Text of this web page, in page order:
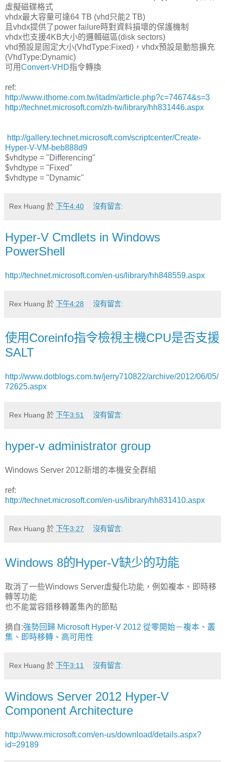
虛擬磁碟格式
vhdx最大容量可達64 TB (vhd只能2 TB)
且vhdx提供了power failure時對資料損壞的保護機制
vhdx也支援4KB大小的邏輯磁區(disk sectors)
vhd預設是固定大小(VhdType:Fixed)，vhdx預設是動態擴充
(VhdType:Dynamic)
可用Convert-VHD指令轉換
ref:
http://www.ithome.com.tw/itadm/article.php?c=74674&s=3
http://technet.microsoft.com/zh-tw/library/hh831446.aspx
http://gallery.technet.microsoft.com/scriptcenter/Create-
Hyper-V-VM-beb888d9
$vhdtype = "Differencing"
$vhdtype = "Fixed"
$vhdtype = "Dynamic"
Rex Huang 於 下午4:40 沒有留言:
Hyper-V Cmdlets in Windows
PowerShell
http://technet.microsoft.com/en-us/library/hh848559.aspx
Rex Huang 於 下午4:28 沒有留言:
使用Coreinfo指令檢視主機CPU是否支援
SALT
http://www.dotblogs.com.tw/jerry710822/archive/2012/06/05/
72625.aspx
Rex Huang 於 下午3:51 沒有留言:
hyper-v administrator group
Windows Server 2012新增的本機安全群組
ref:
http://technet.microsoft.com/en-us/library/hh831410.aspx
Rex Huang 於 下午3:27 沒有留言:
Windows 8的Hyper-V缺少的功能
取消了一些Windows Server虛擬化功能，例如複本、即時移
轉等功能
也不能當容錯移轉叢集內的節點
摘自:強勢回歸 Microsoft Hyper-V 2012 從零開始－複本、叢
集、即時移轉、高可用性
Rex Huang 於 下午3:11 沒有留言:
Windows Server 2012 Hyper-V
Component Architecture
http://www.microsoft.com/en-us/download/details.aspx?
id=29189